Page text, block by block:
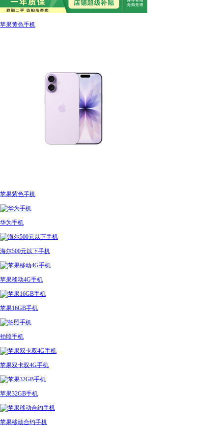
苹果黄色手机
苹果紫色手机
华为手机
海尔500元以下手机
苹果移动4G手机
苹果16GB手机
拍照手机
苹果双卡双4G手机
苹果32GB手机
苹果移动合约手机